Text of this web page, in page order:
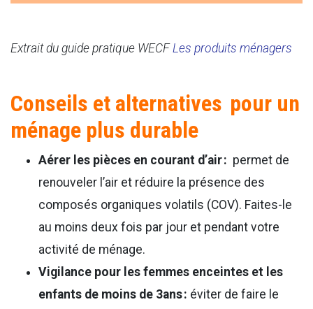
Extrait du guide pratique WECFLes produits ménagers
Conseils et alternatives pour un
ménage plus durable
Aérer les pièces en courant d’air : permet de
renouveler l’air et réduire la présence des
composés organiques volatils (COV). Faites-le
au moins deux fois par jour et pendant votre
activité de ménage.
Vigilance pour les femmes enceintes et les
enfants de moins de 3ans : éviter de faire le